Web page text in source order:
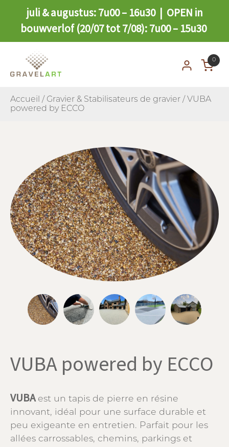
juli & augustus: 7u00 – 16u30 | OPEN in
bouwverlof (20/07 tot 7/08): 7u00 – 15u30
0
Accueil / Gravier & Stabilisateurs de gravier / VUBA
powered by ECCO
VUBA powered by ECCO
VUBAest un tapis de pierre en résine
innovant, idéal pour une surface durable et
peu exigeante en entretien. Parfait pour les
allées carrossables, chemins, parkings et